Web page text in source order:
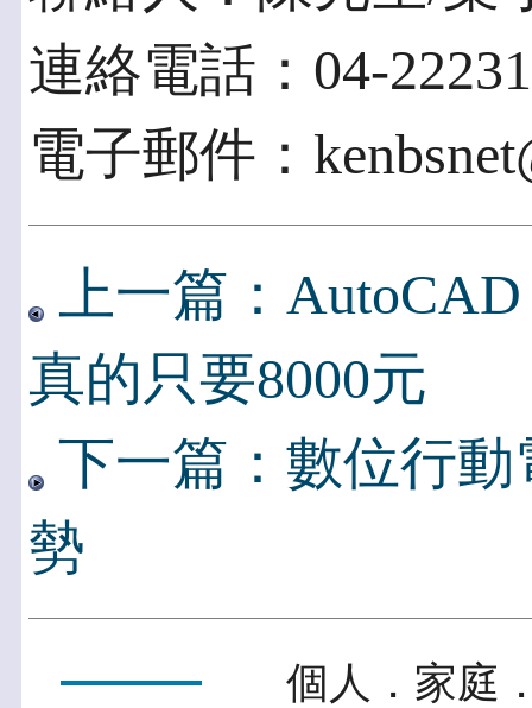
連絡電話：04-
電子郵件：
上一篇：
真的只要8000元
下一篇：數位行
勢
個人．家庭